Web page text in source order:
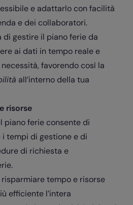
e adattarlo con facilità
e dei collaboratori.
di gestire il piano ferie da
ai dati in tempo reale e
favorendo così la
all’interno della tua
risorse
piano ferie consente di
tempi di gestione e di
di richiesta e
tempo e risorse
efficiente l’intera